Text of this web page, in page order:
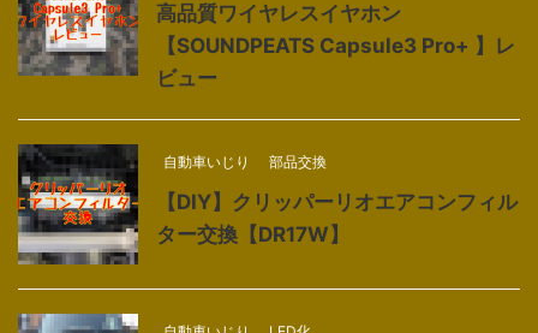
高品質ワイヤレスイヤホン
【SOUNDPEATS Capsule3 Pro+ 】レ
ビュー
自動車いじり 部品交換
【DIY】クリッパーリオエアコンフィル
ター交換【DR17W】